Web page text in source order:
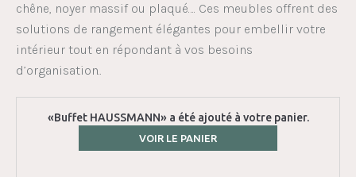
chêne, noyer massif ou plaqué…. Ces meubles offrent des
solutions de rangement élégantes pour embellir votre
intérieur tout en répondant à vos besoins
d’organisation..
«Buffet HAUSSMANN» a été ajouté à votre panier.
VOIR LE PANIER